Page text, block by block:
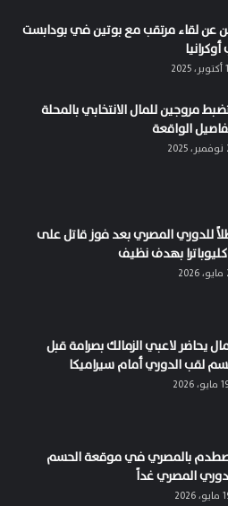
عن لقاء مرتقب مع بوتين في بودابست
مروجين للمال الانتخابي بالمحلة
الواقعة
للدوري المصري بعد فوز قاتل على
بهدف نظيف
يحاضر لاعبي الزمالك بصرامة قبل
لقب الدوري أمام سيراميكا
بالمصري في موقعة الحسم
المصري غداً